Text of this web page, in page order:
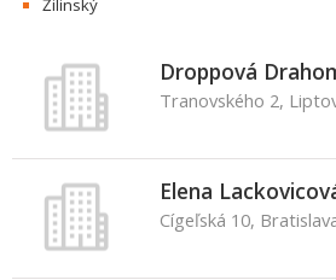
Žilinský
Droppová
Tranovského 2,
Elena
Cígeľská 10,